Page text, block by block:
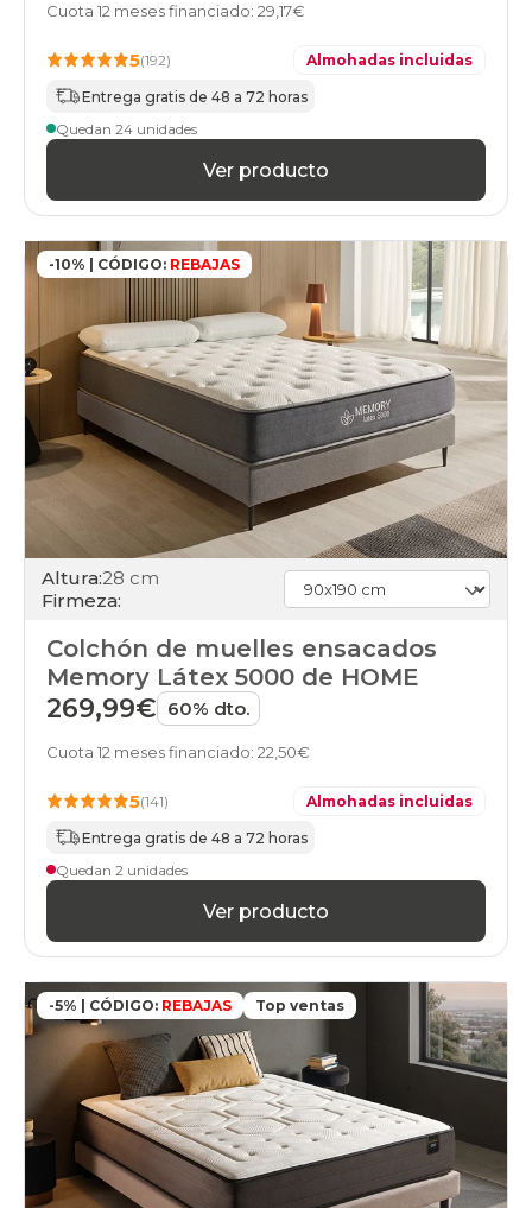
Cuota 12 meses financiado: 29,17€
5(192) Almohadas incluidas
Entrega gratis de 48 a 72 horas
Quedan 24 unidades
Ver producto
-10% | CÓDIGO: REBAJAS
Altura:28 cm
Firmeza:
Colchón de muelles ensacados
Memory Látex 5000 de HOME
269,99€ 60% dto.
Cuota 12 meses financiado: 22,50€
5(141) Almohadas incluidas
Entrega gratis de 48 a 72 horas
Quedan 2 unidades
Ver producto
-5% | CÓDIGO: REBAJAS Top ventas